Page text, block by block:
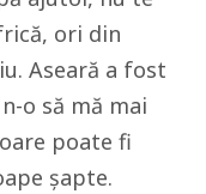
ori din
Aseară a fost
o să mă mai
poate fi
șapte.